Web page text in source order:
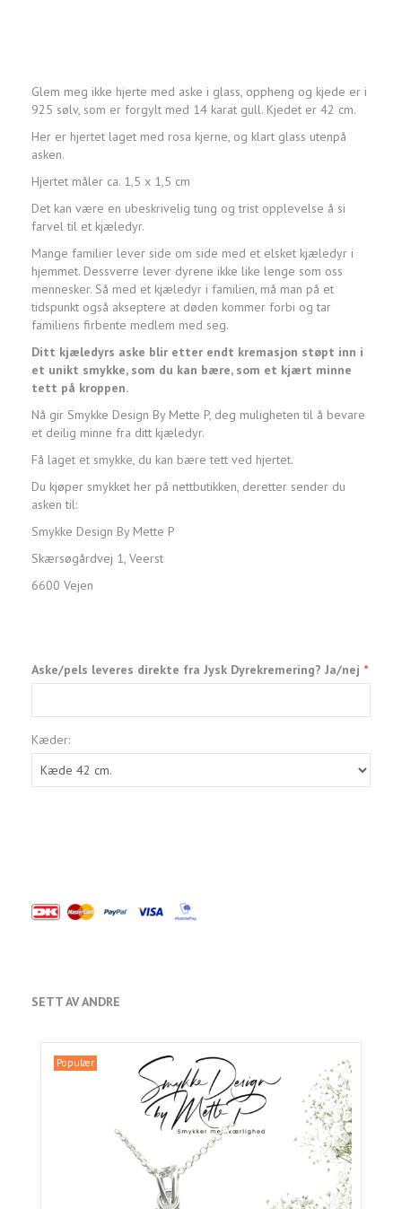
Glem meg ikke hjerte med aske i glass, oppheng og kjede er i
925 sølv, som er forgylt med 14 karat gull. Kjedet er 42 cm.
Her er hjertet laget med rosa kjerne, og klart glass utenpå
asken.
Hjertet måler ca. 1,5 x 1,5 cm
Det kan være en ubeskrivelig tung og trist opplevelse å si
farvel til et kjæledyr.
Mange familier lever side om side med et elsket kjæledyr i
hjemmet. Dessverre lever dyrene ikke like lenge som oss
mennesker. Så med et kjæledyr i familien, må man på et
tidspunkt også akseptere at døden kommer forbi og tar
familiens firbente medlem med seg.
Ditt kjæledyrs aske blir etter endt kremasjon støpt inn i
et unikt smykke, som du kan bære, som et kjært minne
tett på kroppen.
Nå gir Smykke Design By Mette P, deg muligheten til å bevare
et deilig minne fra ditt kjæledyr.
Få laget et smykke, du kan bære tett ved hjertet.
Du kjøper smykket her på nettbutikken, deretter sender du
asken til:
Smykke Design By Mette P
Skærsøgårdvej 1, Veerst
6600 Vejen
Aske/pels leveres direkte fra Jysk Dyrekremering? Ja/nej
Kæder:
SETT AV ANDRE
Populær